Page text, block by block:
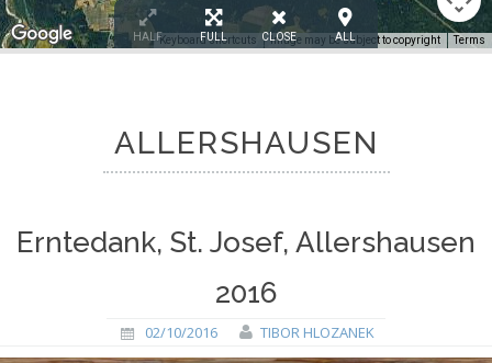
Keyboard shortcuts Image may be subject to copyright Terms
HALF FULL CLOSE ALL
ALLERSHAUSEN
Erntedank, St. Josef, Allershausen
2016
02/10/2016 TIBOR HLOZANEK